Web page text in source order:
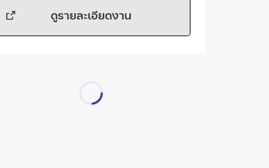
ดูรายละเอียดงาน